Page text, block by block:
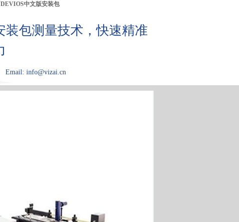
中文版安装包
包测量技术，快速精准
Email: info@vizai.cn
应用领域 关于Kibron 论文